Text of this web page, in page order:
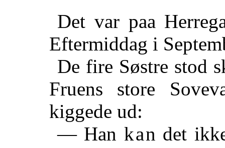
Det var paa
Eftermiddag i
De fire Søstre stod
Fruens store
kiggede ud:
— Han kan det